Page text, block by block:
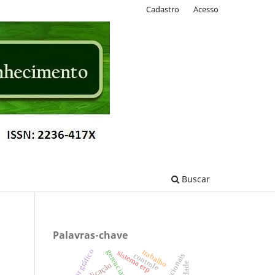
Buscar
Cadastro Acesso
Palavras-chave
sistema erp
controle
trabalho